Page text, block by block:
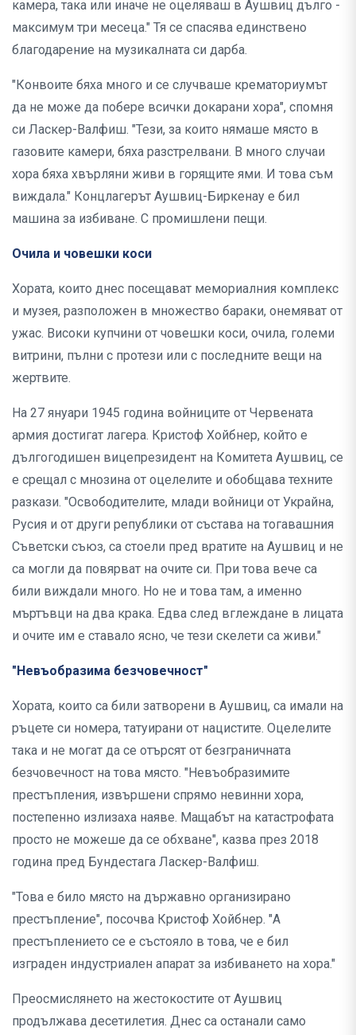
камера, така или иначе не оцеляваш в Аушвиц дълго -
максимум три месеца." Тя се спасява единствено
благодарение на музикалната си дарба.
"Конвоите бяха много и се случваше крематориумът
да не може да побере всички докарани хора", спомня
си Ласкер-Валфиш. "Тези, за които нямаше място в
газовите камери, бяха разстрелвани. В много случаи
хора бяха хвърляни живи в горящите ями. И това съм
виждала." Концлагерът Аушвиц-Биркенау е бил
машина за избиване. С промишлени пещи.
Очила и човешки коси
Хората, които днес посещават мемориалния комплекс
и музея, разположен в множество бараки, онемяват от
ужас. Високи купчини от човешки коси, очила, големи
витрини, пълни с протези или с последните вещи на
жертвите.
На 27 януари 1945 година войниците от Червената
армия достигат лагера. Кристоф Хойбнер, който е
дългогодишен вицепрезидент на Комитета Аушвиц, се
е срещал с мнозина от оцелелите и обобщава техните
разкази. "Освободителите, млади войници от Украйна,
Русия и от други републики от състава на тогавашния
Съветски съюз, са стоели пред вратите на Аушвиц и не
са могли да повярват на очите си. При това вече са
били виждали много. Но не и това там, а именно
мъртъвци на два крака. Едва след вглеждане в лицата
и очите им е ставало ясно, че тези скелети са живи."
"Невъобразима безчовечност"
Хората, които са били затворени в Аушвиц, са имали на
ръцете си номера, татуирани от нацистите. Оцелелите
така и не могат да се отърсят от безграничната
безчовечност на това място. "Невъобразимите
престъпления, извършени спрямо невинни хора,
постепенно излизаха наяве. Мащабът на катастрофата
просто не можеше да се обхване", казва през 2018
година пред Бундестага Ласкер-Валфиш.
"Това е било място на държавно организирано
престъпление", посочва Кристоф Хойбнер. "А
престъплението се е състояло в това, че е бил
изграден индустриален апарат за избиването на хора."
Преосмислянето на жестокостите от Аушвиц
продължава десетилетия. Днес са останали само